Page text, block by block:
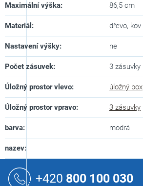
Maximální výška: 86,5 cm
Materiál : dřevo, kov
Nastavení výšky: ne
Počet zásuvek: 3 zásuvky
Úložný prostor vlevo: úložný box
Úložný prostor vpravo: 3 zásuvky
barva: modrá
nazev:
+420 800 100 030